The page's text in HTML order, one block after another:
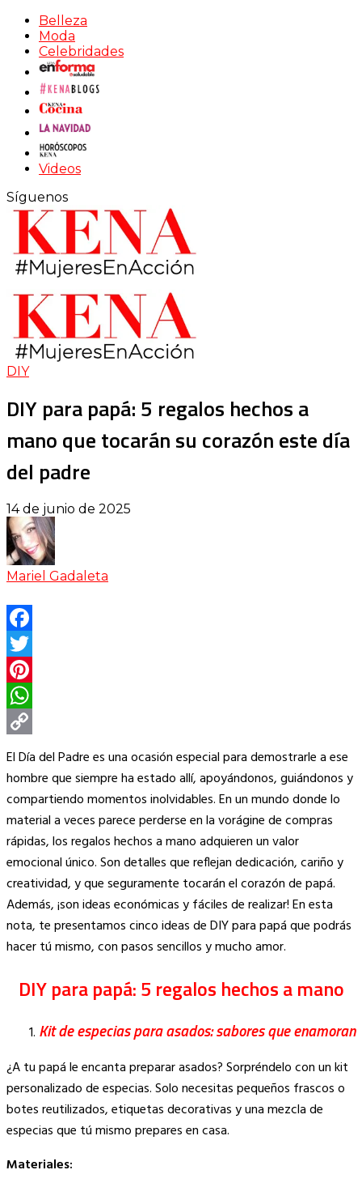
Belleza
Moda
Celebridades
Videos
Síguenos
DIY
DIY para papá: 5 regalos hechos a
mano que tocarán su corazón este día
del padre
14 de junio de 2025
Mariel Gadaleta
Facebook
Twitter
Pinterest
WhatsApp
Copy
Link
El Día del Padre es una ocasión especial para demostrarle a ese
hombre que siempre ha estado allí, apoyándonos, guiándonos y
compartiendo momentos inolvidables. En un mundo donde lo
material a veces parece perderse en la vorágine de compras
rápidas, los regalos hechos a mano adquieren un valor
emocional único. Son detalles que reflejan dedicación, cariño y
creatividad, y que seguramente tocarán el corazón de papá.
Además, ¡son ideas económicas y fáciles de realizar! En esta
nota, te presentamos cinco ideas de DIY para papá que podrás
hacer tú mismo, con pasos sencillos y mucho amor.
DIY para papá: 5 regalos hechos a mano
Kit de especias para asados: sabores que enamoran
¿A tu papá le encanta preparar asados? Sorpréndelo con un kit
personalizado de especias. Solo necesitas pequeños frascos o
botes reutilizados, etiquetas decorativas y una mezcla de
especias que tú mismo prepares en casa.
Materiales: